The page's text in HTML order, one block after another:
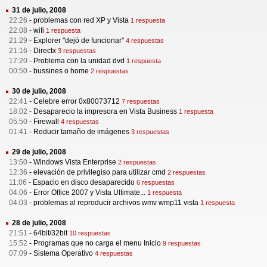
31 de julio, 2008
22:26 - problemas con red XP y Vista 1 respuesta
22:08 - wifi 1 respuesta
21:29 - Explorer "dejó de funcionar" 4 respuestas
21:16 - Directx 3 respuestas
17:20 - Problema con la unidad dvd 1 respuesta
00:50 - bussines o home 2 respuestas
30 de julio, 2008
22:41 - Celebre error 0x80073712 7 respuestas
18:02 - Desaparecio la impresora en Vista Business 1 respuesta
05:50 - Firewall 4 respuestas
01:41 - Reducir tamaño de imágenes 3 respuestas
29 de julio, 2008
13:50 - Windows Vista Enterprise 2 respuestas
12:36 - elevación de privilegiso para utilizar cmd 2 respuestas
11:06 - Espacio en disco desaparecido 6 respuestas
04:06 - Error Office 2007 y Vista Ultimate... 1 respuesta
04:03 - problemas al reproducir archivos wmv wmp11 vista 1 respuesta
28 de julio, 2008
21:51 - 64bit/32bit 10 respuestas
15:52 - Programas que no carga el menu Inicio 9 respuestas
07:09 - Sistema Operativo 4 respuestas